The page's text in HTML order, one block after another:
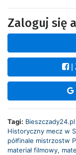
Zaloguj się
Tagi:
Historyczny mecz w
półfinale mistrzostw
materiał filmowy,